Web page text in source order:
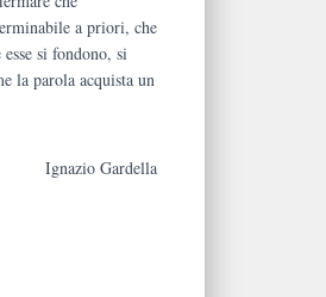
a priori, che
si fondono, si
la parola acquista un
Ignazio Gardella